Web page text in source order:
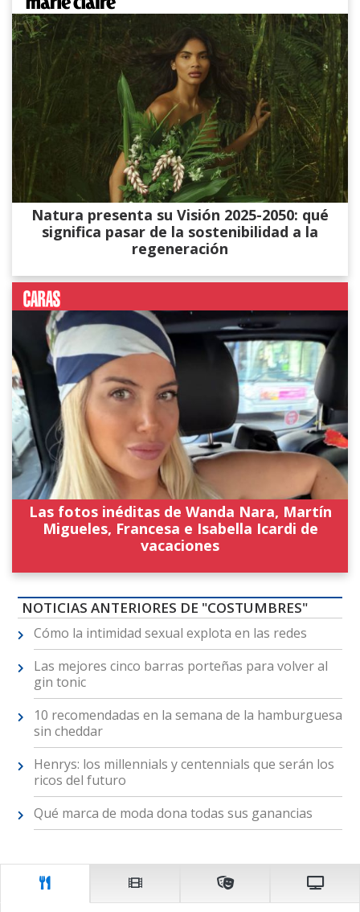
Natura presenta su Visión 2025-2050: qué
significa pasar de la sostenibilidad a la
regeneración
Las fotos inéditas de Wanda Nara, Martín
Migueles, Francesa e Isabella Icardi de
vacaciones
NOTICIAS ANTERIORES DE "COSTUMBRES"
Cómo la intimidad sexual explota en las redes
Las mejores cinco barras porteñas para volver al
gin tonic
10 recomendadas en la semana de la hamburguesa
sin cheddar
Henrys: los millennials y centennials que serán los
ricos del futuro
Qué marca de moda dona todas sus ganancias